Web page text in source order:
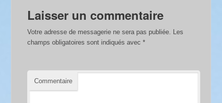
Laisser un commentaire
Votre adresse de messagerie ne sera pas publiée. Les
champs obligatoires sont indiqués avec*
Commentaire